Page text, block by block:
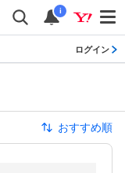
i
ログイン
おすすめ順